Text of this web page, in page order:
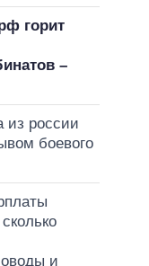
горит
–
из россии
боевого
и